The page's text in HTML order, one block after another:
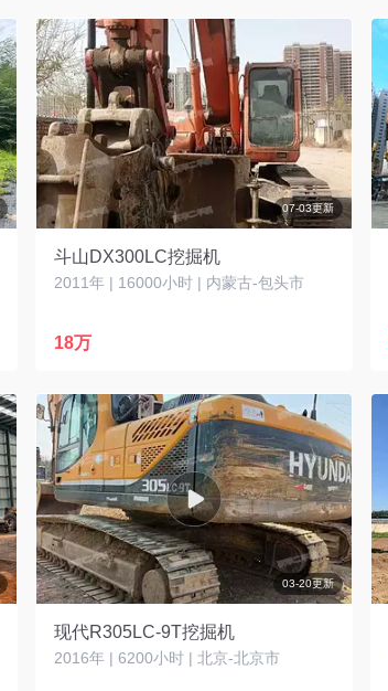
07-03更新
斗山DX300LC挖掘机
2011年 | 16000小时 | 内蒙古-包头市
18万
03-20更新
现代R305LC-9T挖掘机
2016年 | 6200小时 | 北京-北京市